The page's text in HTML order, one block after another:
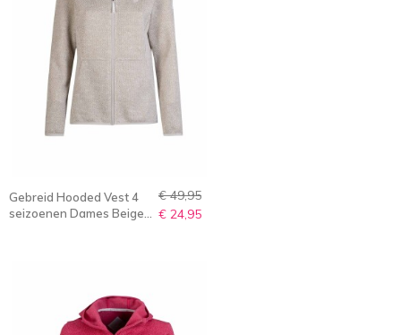
Gebreid Hooded Vest 4
seizoenen Dames Beige
€ 49,95
€ 24,95